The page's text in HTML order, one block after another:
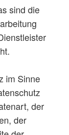
sind die
im Sinne
der
der